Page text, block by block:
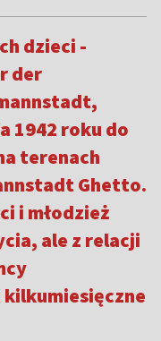
dzieci -
der
1942 roku do
terenach
Ghetto.
i młodzież
ale z relacji